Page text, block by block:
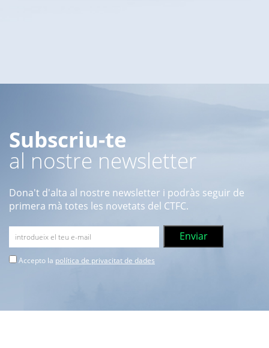
Subscriu-te
al nostre newsletter
Dona't d'alta al nostre newsletter i podràs seguir de
primera mà totes les novetats del CTFC.
Accepto la política de privacitat de dades